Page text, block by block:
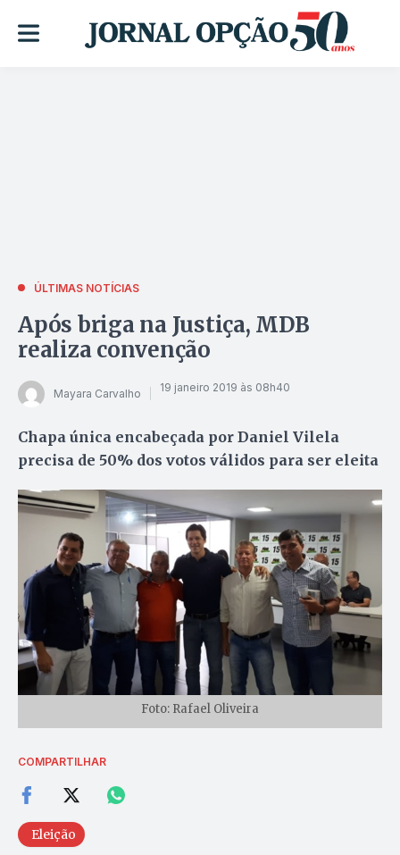
ÚLTIMAS NOTÍCIAS
Após briga na Justiça, MDB
realiza convenção
Mayara Carvalho 19 janeiro 2019 às 08h40
Chapa única encabeçada por Daniel Vilela
precisa de 50% dos votos válidos para ser eleita
Foto: Rafael Oliveira
COMPARTILHAR
Eleição